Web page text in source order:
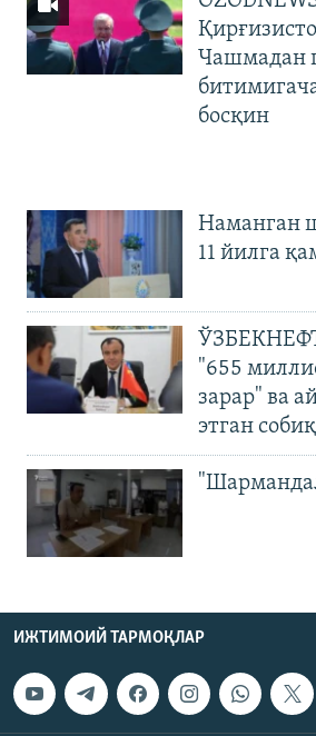
Чашмадан
босқин
Наманган
11 йилга
"655
зарар" ва
этган
ИЖТИМОИЙ ТАРМОҚЛАР